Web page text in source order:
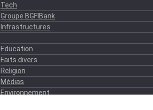
Tech
Groupe BGFIBank
Infrastructures
Education
Faits divers
Religion
Médias
Environnement